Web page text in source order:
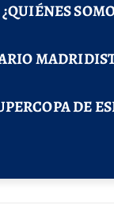
¿QUIÉNES
DE